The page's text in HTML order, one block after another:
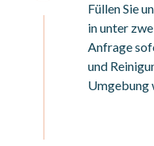
Füllen Sie
in unter
Anfrage
und
Umgebung